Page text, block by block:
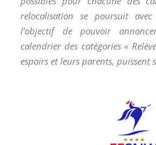
relocalisation se poursuit
l’objectif de pouvoir
calendrier des catégories «
espoirs et leurs parents, puissent